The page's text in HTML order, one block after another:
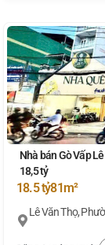
Nhà bán Gò Vấp
18,5 tỷ
18.5 tỷ81m²
Lê Văn